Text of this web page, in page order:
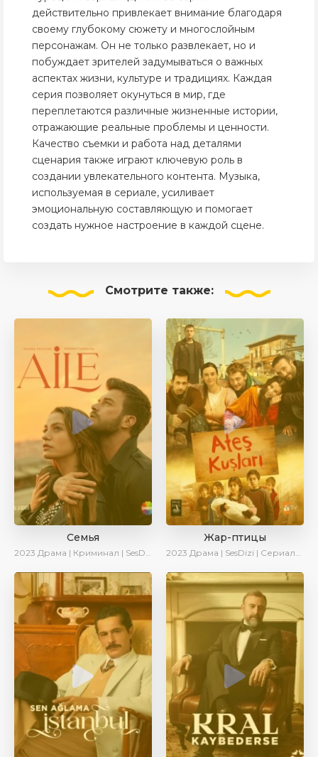
действительно привлекает внимание благодаря
своему глубокому сюжету и многослойным
персонажам. Он не только развлекает, но и
побуждает зрителей задумываться о важных
аспектах жизни, культуре и традициях. Каждая
серия позволяет окунуться в мир, где
переплетаются различные жизненные истории,
отражающие реальные проблемы и ценности.
Качество съемки и работа над деталями
сценария также играют ключевую роль в
создании увлекательного контента. Музыка,
используемая в сериале, усиливает
эмоциональную составляющую и помогает
создать нужное настроение в каждой сцене.
Смотрите также:
Семья
2023 Драма | Криминал | SesDizi | Ирина Котова | AveTurk | Сериалы 2023
Жар-птицы
2023 Драма | SesDizi | Сериалы 2023